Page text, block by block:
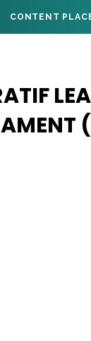
CONTENT